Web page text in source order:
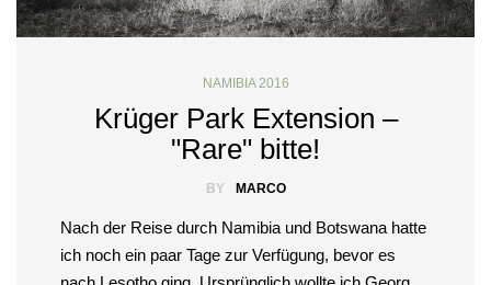
NAMIBIA 2016
Krüger Park Extension –
"Rare" bitte!
BY MARCO
Nach der Reise durch Namibia und Botswana hatte
ich noch ein paar Tage zur Verfügung, bevor es